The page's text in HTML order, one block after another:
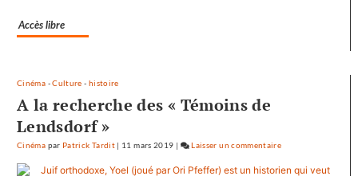
Accès libre
Cinéma -Culture - histoire
A la recherche des « Témoins de
Lendsdorf »
Cinéma par Patrick Tardit | 11 mars 2019 | Laisser un commentaire